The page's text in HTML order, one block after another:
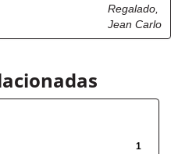
Regalado,
Jean Carlo
1